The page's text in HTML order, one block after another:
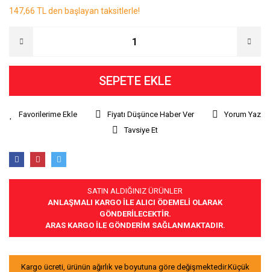
147,66 TL den başlayan taksitlerle!
SEPETE EKLE
Fiyatı Düşünce Haber Ver
Yorum Yaz
Tavsiye Et
SATIN ALDIĞINIZ ÜRÜNLER
ANLAŞMALI KARGO İLE ALICI ÖDEMELİ OLARAK
GÖNDERİLECEKTİR.
ARAS KARGO İLE GÖNDERİM SAĞLANMAKTADIR.
Kargo ücreti, ürünün ağırlık ve boyutuna göre değişmektedir.Küçük